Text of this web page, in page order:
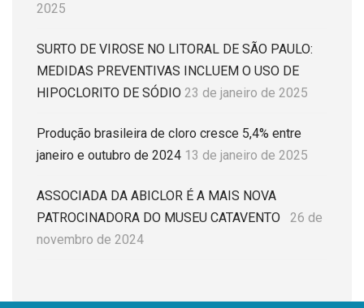
2025
SURTO DE VIROSE NO LITORAL DE SÃO PAULO:
MEDIDAS PREVENTIVAS INCLUEM O USO DE
HIPOCLORITO DE SÓDIO 23 de janeiro de 2025
Produção brasileira de cloro cresce 5,4% entre
janeiro e outubro de 2024 13 de janeiro de 2025
ASSOCIADA DA ABICLOR É A MAIS NOVA
PATROCINADORA DO MUSEU CATAVENTO
26 de
novembro de 2024